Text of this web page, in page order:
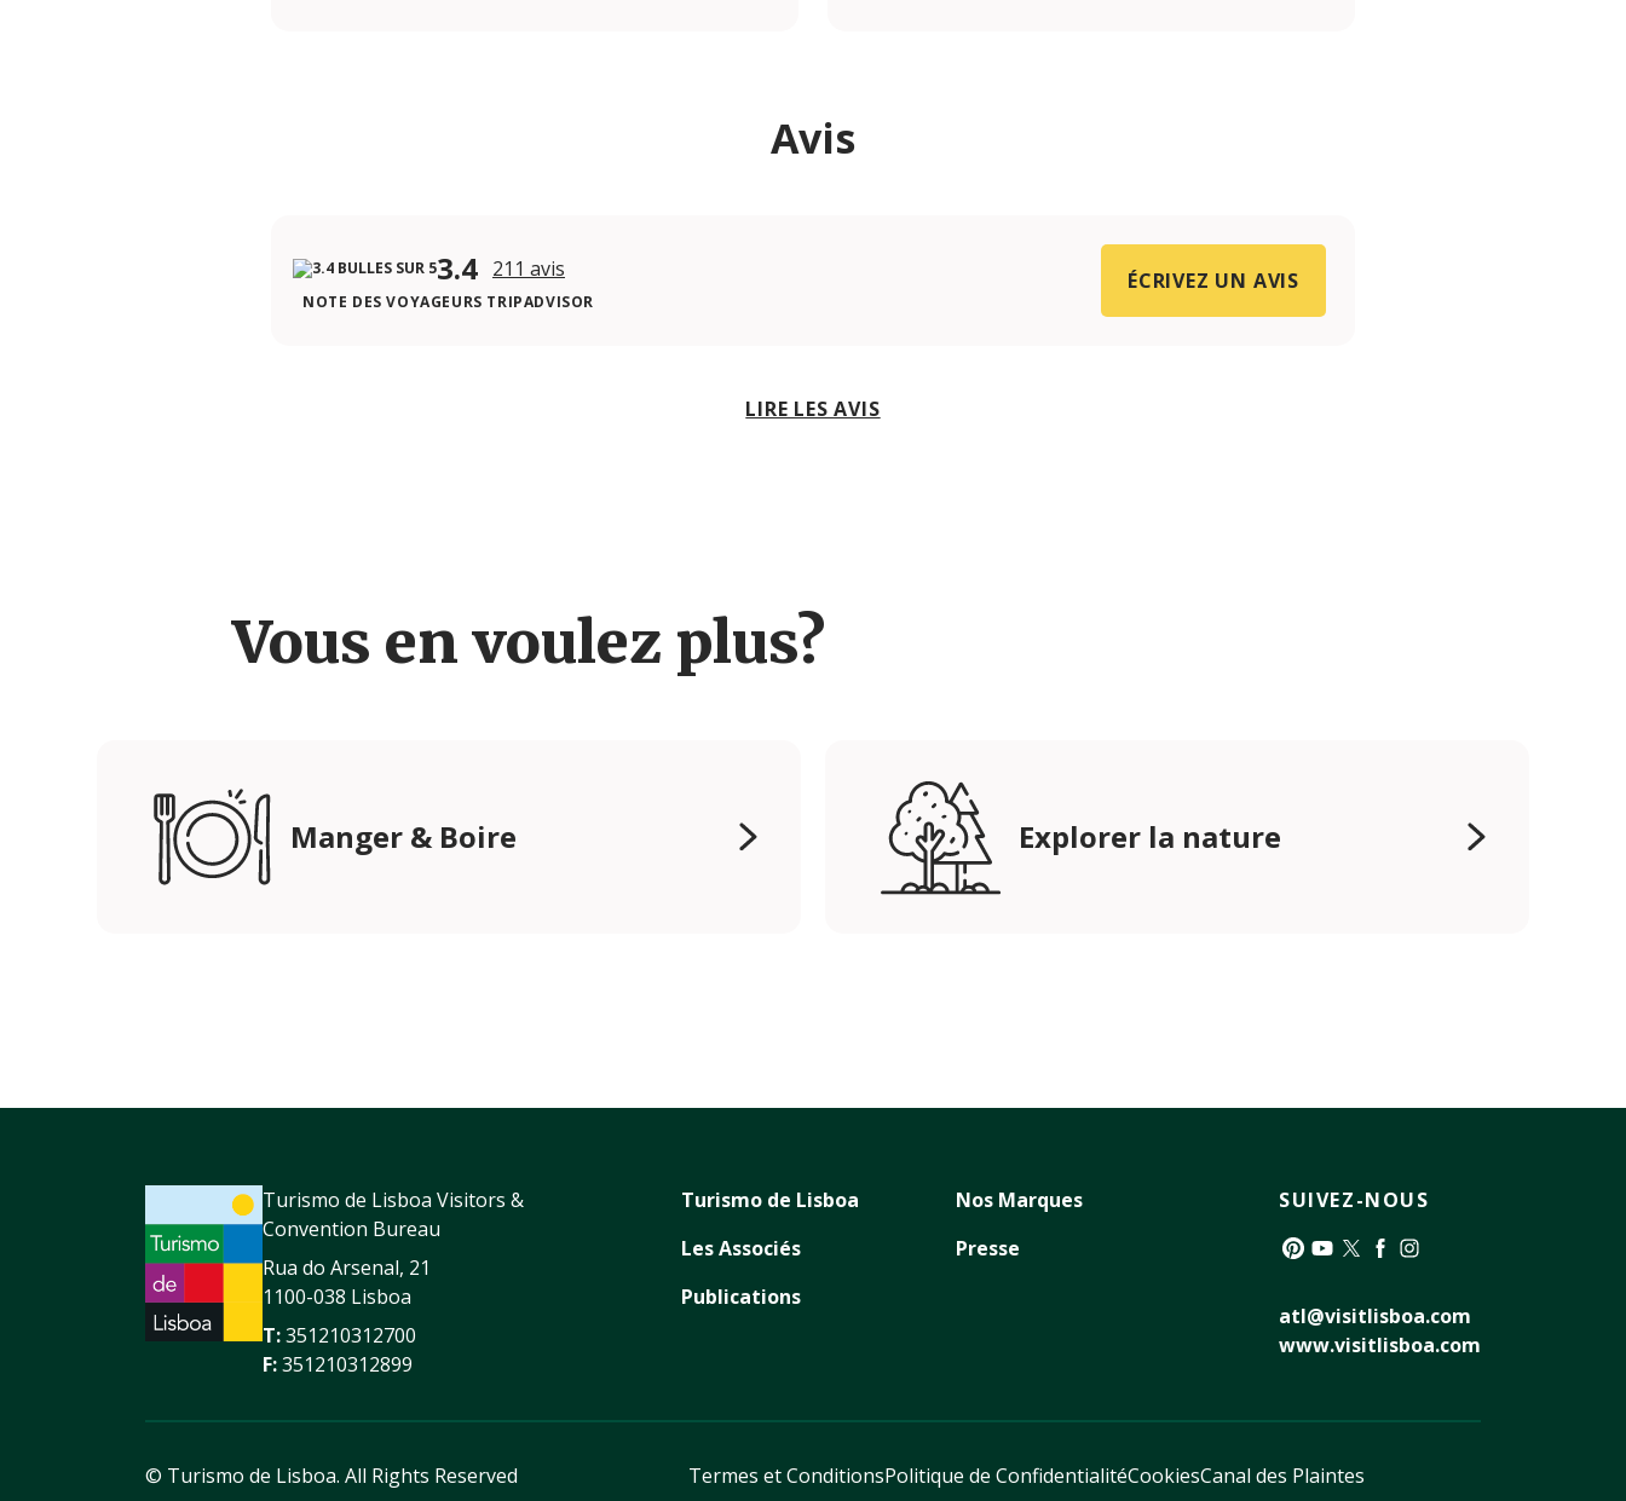
Avis
3.4 211 avis
NOTE DES VOYAGEURS TRIPADVISOR
ÉCRIVEZ UN AVIS
LIRE LES AVIS
Vous en voulez plus?
Manger & Boire Explorer la nature
Turismo de Lisboa Visitors &
Convention Bureau
Rua do Arsenal, 21
1100-038 Lisboa
T:351210312700
F:351210312899
Turismo de Lisboa
Les Associés
Publications
Nos Marques
Presse
SUIVEZ-NOUS
atl@visitlisboa.com
www.visitlisboa.com
© Turismo de Lisboa. All Rights Reserved Termes et ConditionsPolitique de ConfidentialitéCookiesCanal des Plaintes